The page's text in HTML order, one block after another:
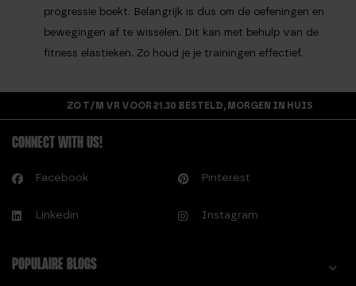
progressie boekt. Belangrijk is dus om de oefeningen en
bewegingen af te wisselen. Dit kan met behulp van de
fitness elastieken. Zo houd je je trainingen effectief.
ZO T/M VR VOOR 21.30 BESTELD, MORGEN IN HUIS
CONNECT WITH US!
Facebook Pinterest
Linkedin Instagram
POPULAIRE BLOGS